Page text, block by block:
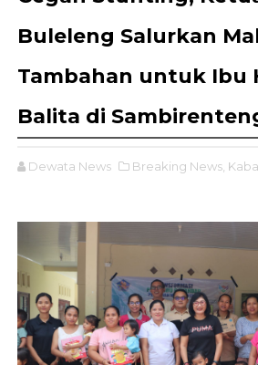
Buleleng Salurkan
Tambahan untuk Ibu
Balita di
Dewata News Breaking News,